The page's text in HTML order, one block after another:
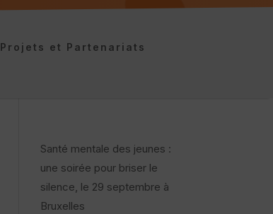
Projets et Partenariats
Santé mentale des jeunes :
une soirée pour briser le
silence, le 29 septembre à
Bruxelles